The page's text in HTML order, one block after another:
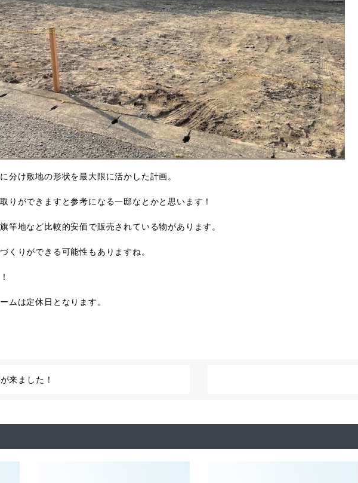
分け敷地の形状を最大限に活かした計画。
りができますと参考になる一邸なとかと思います！
竿地など比較的安価で販売されている物があります。
くりができる可能性もありますね。
ムは定休日となります。
来ました！